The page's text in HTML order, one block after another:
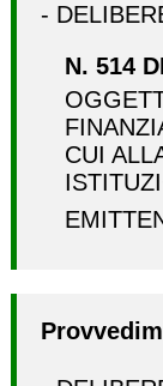
-
N. 514
CUI